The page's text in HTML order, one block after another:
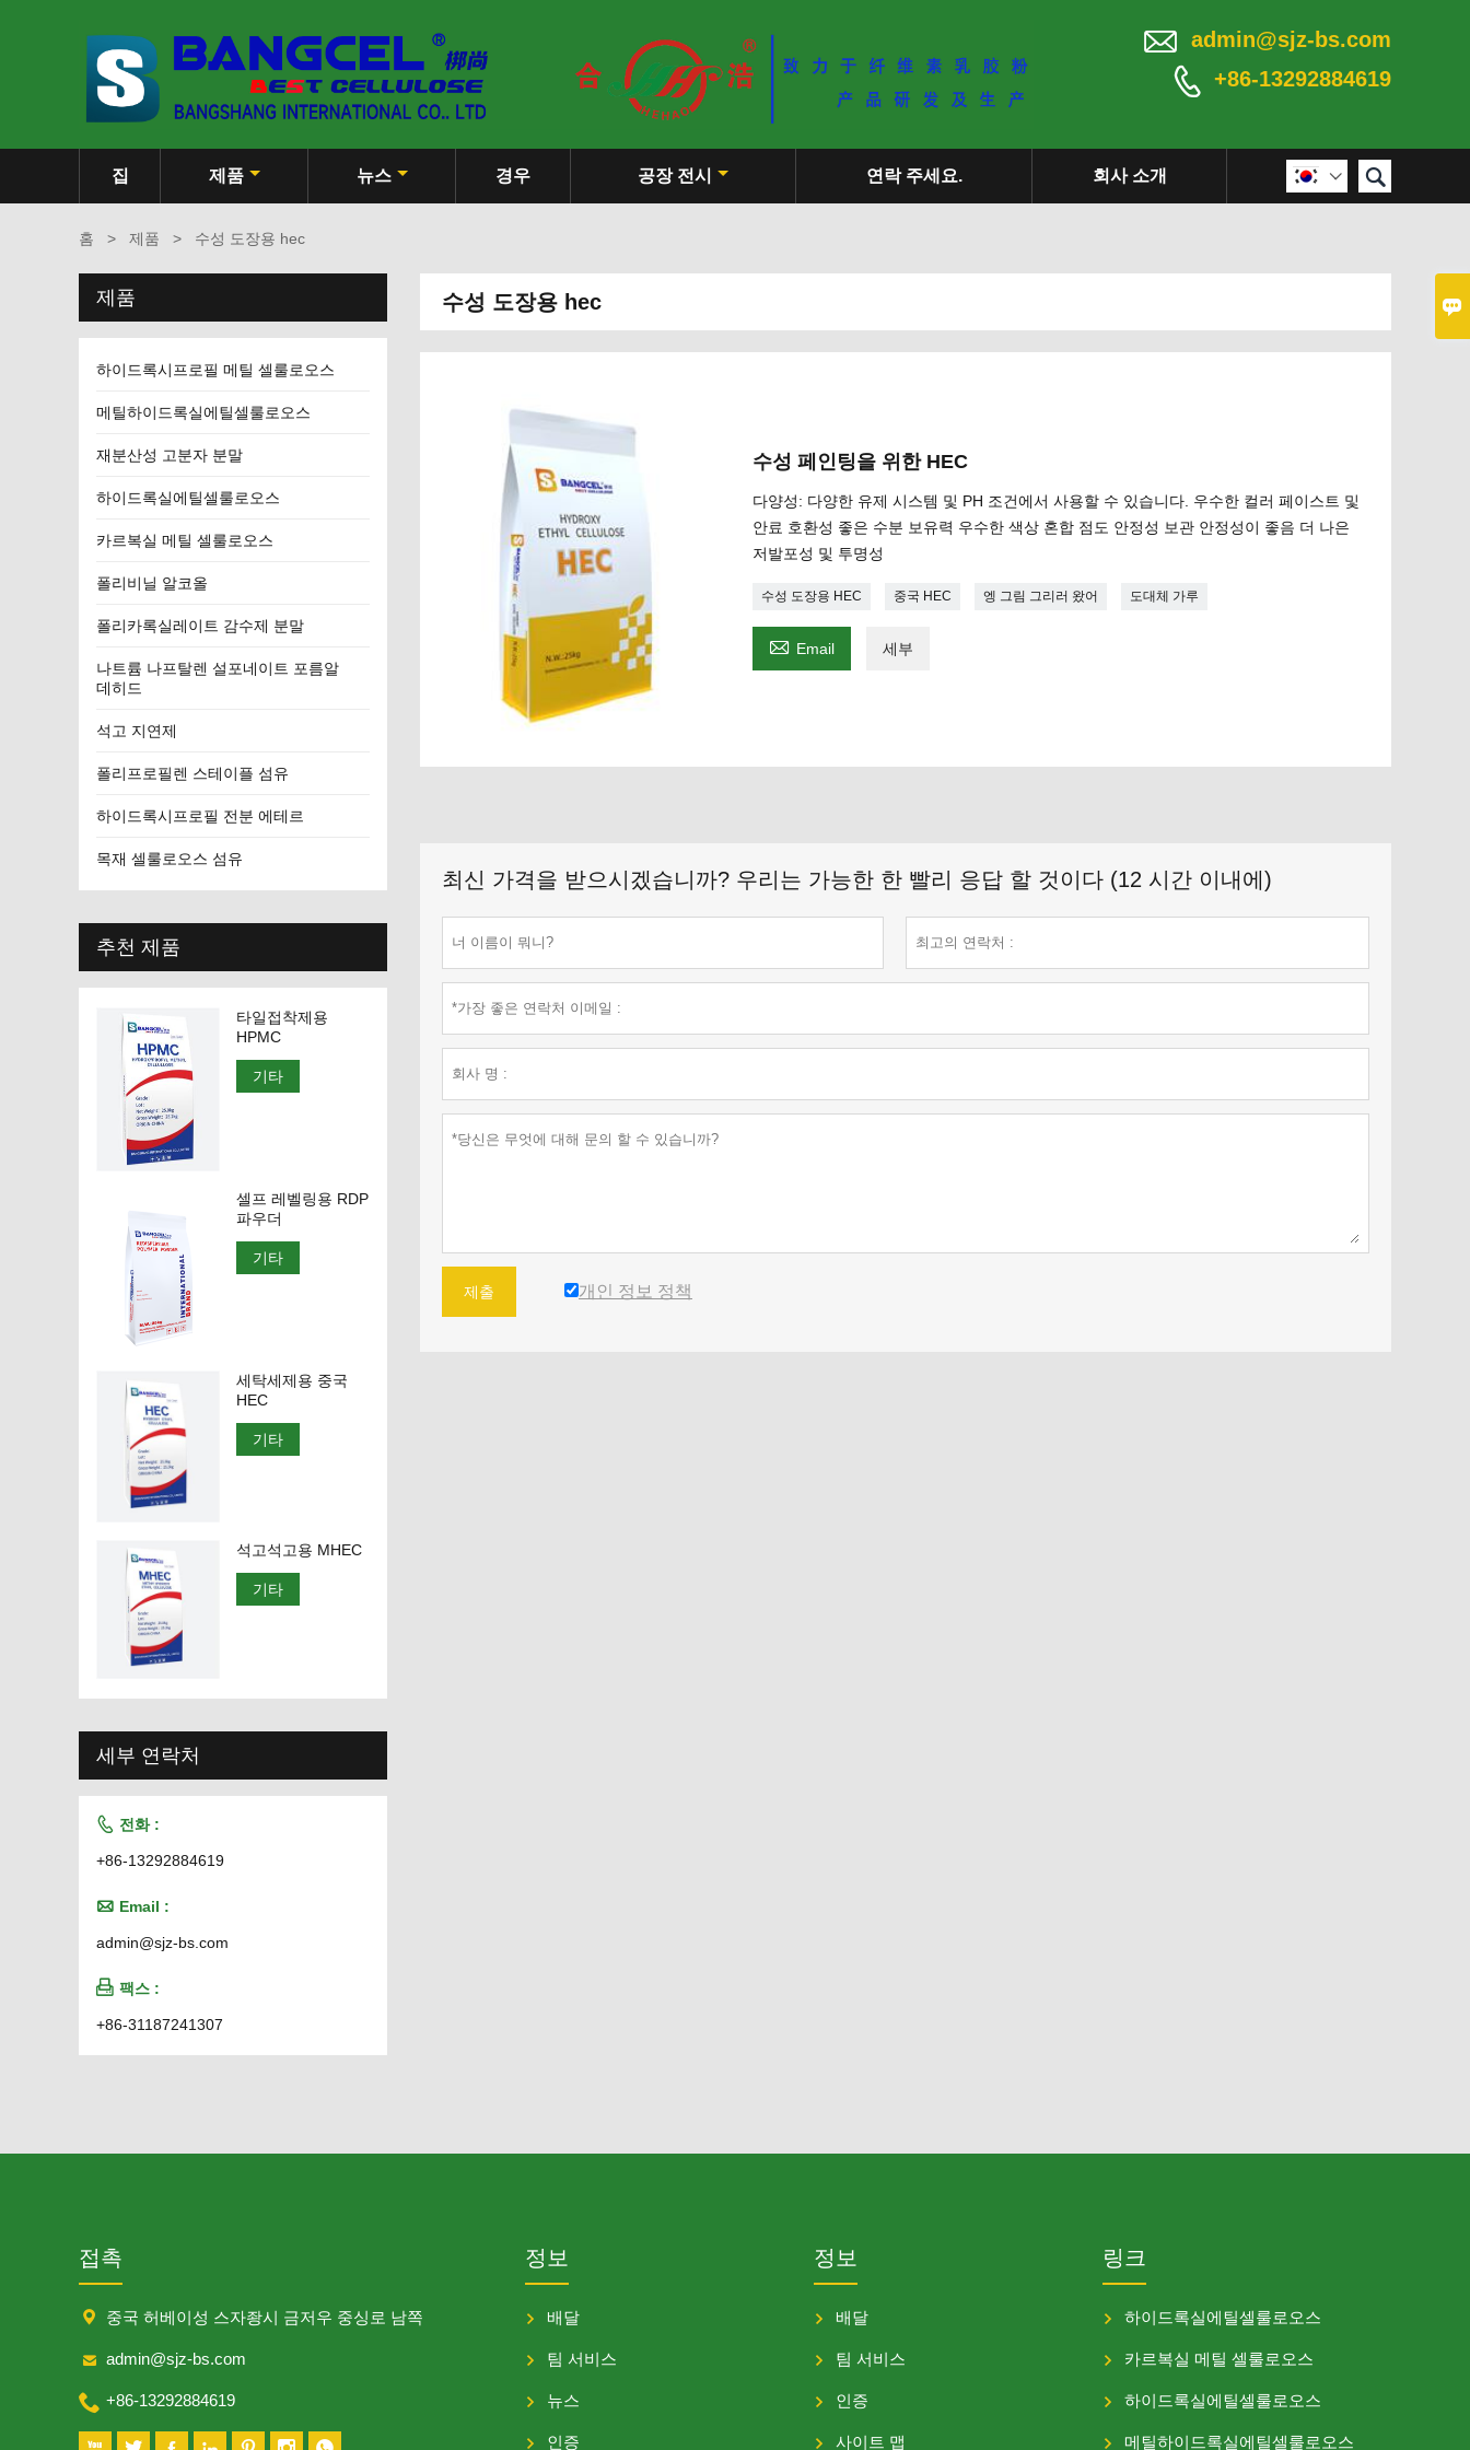

 admin@sjz-bs.com
 +86-13292884619
 
집 제품 뉴스 경우 공장 전시 연락 주세요. 회사 소개
홈 > 제품 > 수성 도장용 hec
수성 도장용 hec
수성 페인팅을 위한 HEC
다양성: 다양한 유제 시스템 및 PH 조건에서 사용할 수 있습니다. 우수한 컬러 페이스트 및
안료 호환성 좋은 수분 보유력 우수한 색상 혼합 점도 안정성 보관 안정성이 좋음 더 나은
저발포성 및 투명성
수성 도장용 HEC 중국 HEC 엥 그림 그리러 왔어 도대체 가루
 Email 세부
최신 가격을 받으시겠습니까? 우리는 가능한 한 빨리 응답 할 것이다 (12 시간 이내에)
제출 개인 정보 정책
제품
하이드록시프로필 메틸 셀룰로오스
메틸하이드록실에틸셀룰로오스
재분산성 고분자 분말
하이드록실에틸셀룰로오스
카르복실 메틸 셀룰로오스
폴리비닐 알코올
폴리카록실레이트 감수제 분말
나트륨 나프탈렌 설포네이트 포름알
데히드
석고 지연제
폴리프로필렌 스테이플 섬유
하이드록시프로필 전분 에테르
목재 셀룰로오스 섬유
추천 제품
타일접착제용
HPMC
기타
셀프 레벨링용 RDP
파우더
기타
세탁세제용 중국
HEC
기타
석고석고용 MHEC
기타
세부 연락처
 전화 :
+86-13292884619
 Email :
admin@sjz-bs.com
 팩스 :
+86-31187241307
접촉
 중국 허베이성 스자좡시 금저우 중싱로 남쪽
 admin@sjz-bs.com
 +86-13292884619
정보
배달
팀 서비스
뉴스
인증
정보
배달
팀 서비스
인증
사이트 맵
링크
하이드록실에틸셀룰로오스
카르복실 메틸 셀룰로오스
하이드록실에틸셀룰로오스
메틸하이드록실에틸셀룰로오스